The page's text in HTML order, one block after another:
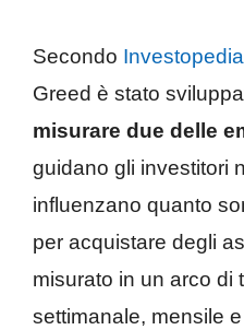
Secondo Investopedia
Greed è stato
misurare due delle
guidano gli investitori
influenzano quanto
per acquistare degli
misurato in un arco di
settimanale, mensile